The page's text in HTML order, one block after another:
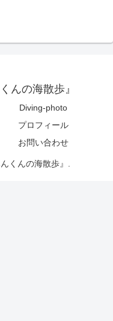
んの海散歩』
Diving-photo
プロフィール
お問い合わせ
くんの海散歩』.